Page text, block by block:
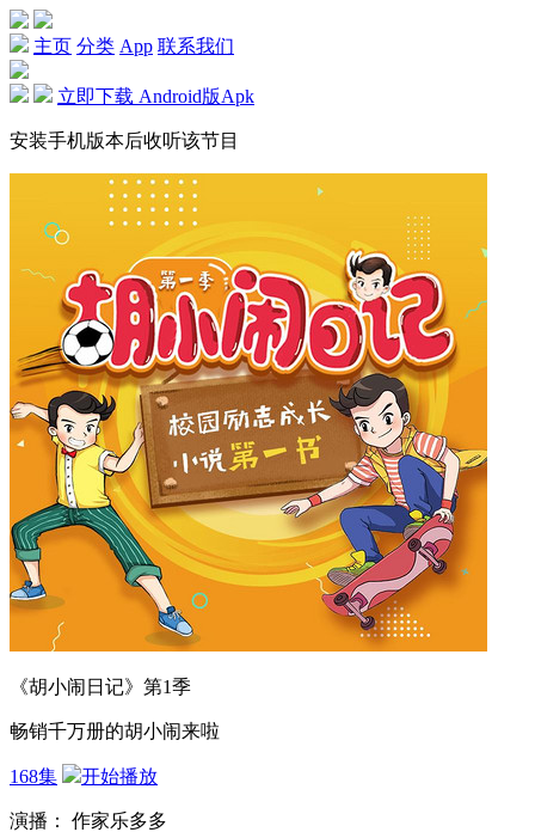
主页 分类 App 联系我们
立即下载 Android版Apk
安装手机版本后收听该节目
《胡小闹日记》第1季
畅销千万册的胡小闹来啦
168集 开始播放
演播： 作家乐多多